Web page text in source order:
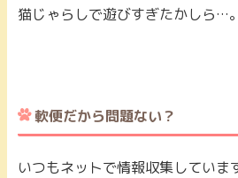
猫じゃらしで遊びすぎたかしら…。
軟便だから問題ない？
いつもネットで情報収集していま